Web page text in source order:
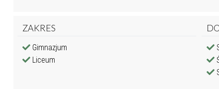
ZAKRES
Gimnazjum
Liceum